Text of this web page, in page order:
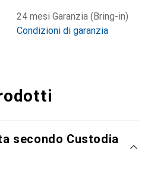
24 mesi Garanzia (Bring-in)
Condizioni di garanzia
secondo Custodia